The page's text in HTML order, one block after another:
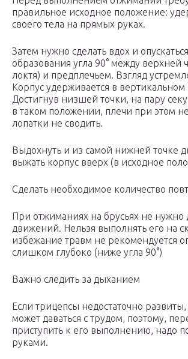
правильное исходное положение:
своего тела на прямых руках.
Затем нужно сделать вдох и
образования угла 90° между верхней
локтя) и предплечьем. Взгляд
Корпус удерживается в
Достигнув низшей точки, на пару
в таком положении, плечи при этом
лопатки не сводить.
Выдохнуть и из самой нижней точке
выжать корпус вверх (в исходное
Сделать необходимое количество
При отжиманиях на брусьях не нужно
движений. Нельзя выполнять его на
избежание травм не рекомендуется
слишком глубоко (ниже угла 90°)
Важно следить за дыханием
Если трицепсы недостаточно
может даваться с трудом, поэтому,
приступить к его выполнению, надо
руками.